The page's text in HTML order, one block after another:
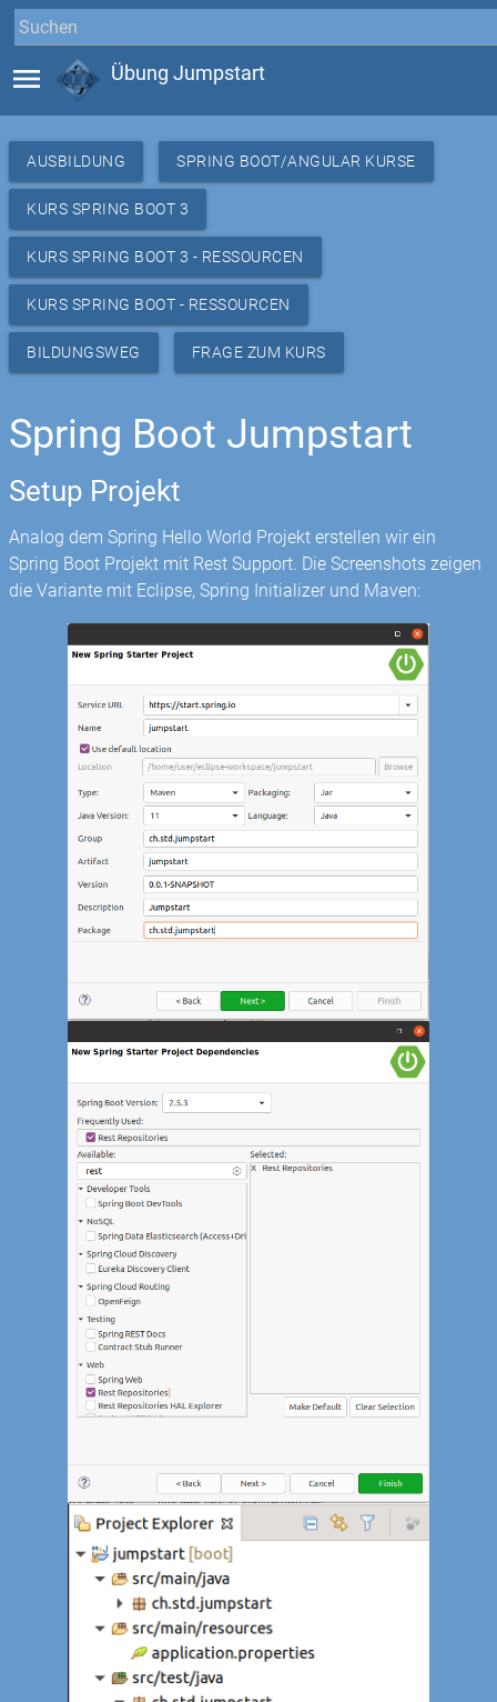
menu Übung Jumpstart
AUSBILDUNG SPRING BOOT/ANGULAR KURSE
KURS SPRING BOOT 3
KURS SPRING BOOT 3 - RESSOURCEN
KURS SPRING BOOT - RESSOURCEN
BILDUNGSWEG FRAGE ZUM KURS
Spring Boot Jumpstart
Setup Projekt
Analog dem Spring Hello World Projekt erstellen wir ein
Spring Boot Projekt mit Rest Support. Die Screenshots zeigen
die Variante mit Eclipse, Spring Initializer und Maven: